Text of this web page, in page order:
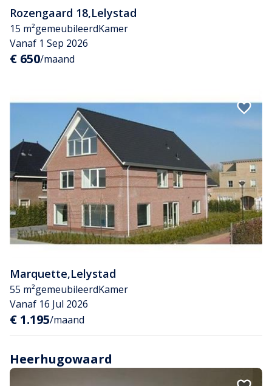
Rozengaard 18,Lelystad
15 m²gemeubileerdKamer
Vanaf 1 Sep 2026
€ 650/maand
Marquette,Lelystad
55 m²gemeubileerdKamer
Vanaf 16 Jul 2026
€ 1.195/maand
Heerhugowaard